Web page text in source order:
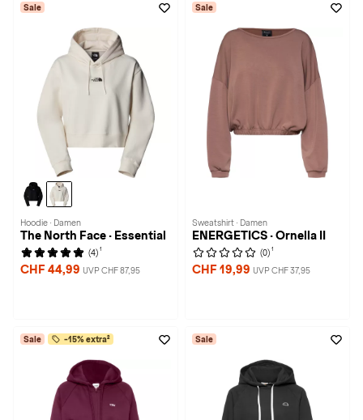
Sale
Hoodie · Damen
The North Face · Essential
(4) 1
CHF 44,99 UVP CHF 87,95
Sale
Sweatshirt · Damen
ENERGETICS · Ornella II
(0) 1
CHF 19,99 UVP CHF 37,95
Sale -15% extra² Sale